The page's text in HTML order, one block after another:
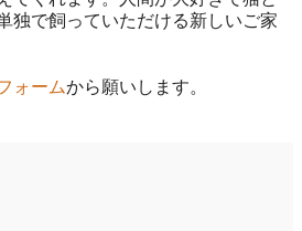
独で飼っていただける新しいご家
ォームから願いします。